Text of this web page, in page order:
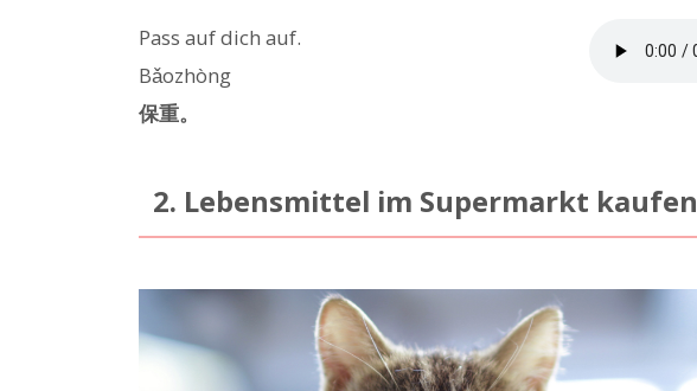
Pass auf dich auf.
Bǎozhòng
保重。
2. Lebensmittel im Supermarkt kaufen